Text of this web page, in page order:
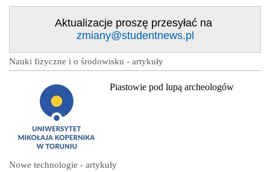
Aktualizacje proszę przesyłać na
zmiany@studentnews.pl
Nauki fizyczne i o środowisku - artykuły
Piastowie pod lupą archeologów
Nowe technologie - artykuły